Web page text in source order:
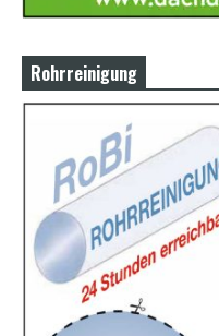
Rohrreinigung